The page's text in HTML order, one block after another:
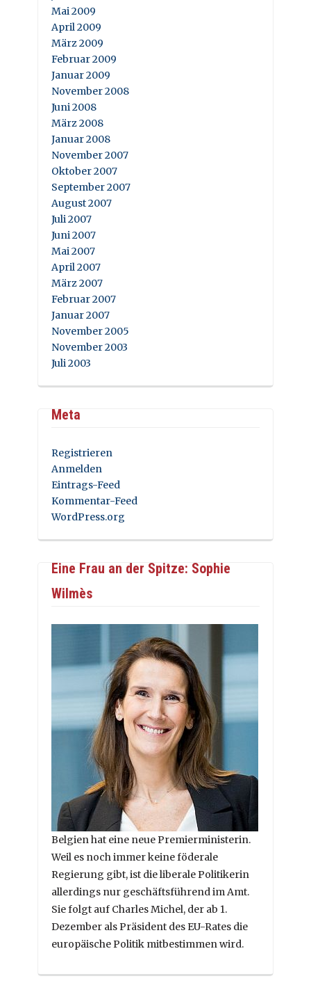
Mai 2009
April 2009
März 2009
Februar 2009
Januar 2009
November 2008
Juni 2008
März 2008
Januar 2008
November 2007
Oktober 2007
September 2007
August 2007
Juli 2007
Juni 2007
Mai 2007
April 2007
März 2007
Februar 2007
Januar 2007
November 2005
November 2003
Juli 2003
Meta
Registrieren
Anmelden
Eintrags-Feed
Kommentar-Feed
WordPress.org
Eine Frau an der Spitze: Sophie
Wilmès
Belgien hat eine neue Premierministerin.
Weil es noch immer keine föderale
Regierung gibt, ist die liberale Politikerin
allerdings nur geschäftsführend im Amt.
Sie folgt auf Charles Michel, der ab 1.
Dezember als Präsident des EU-Rates die
europäische Politik mitbestimmen wird.